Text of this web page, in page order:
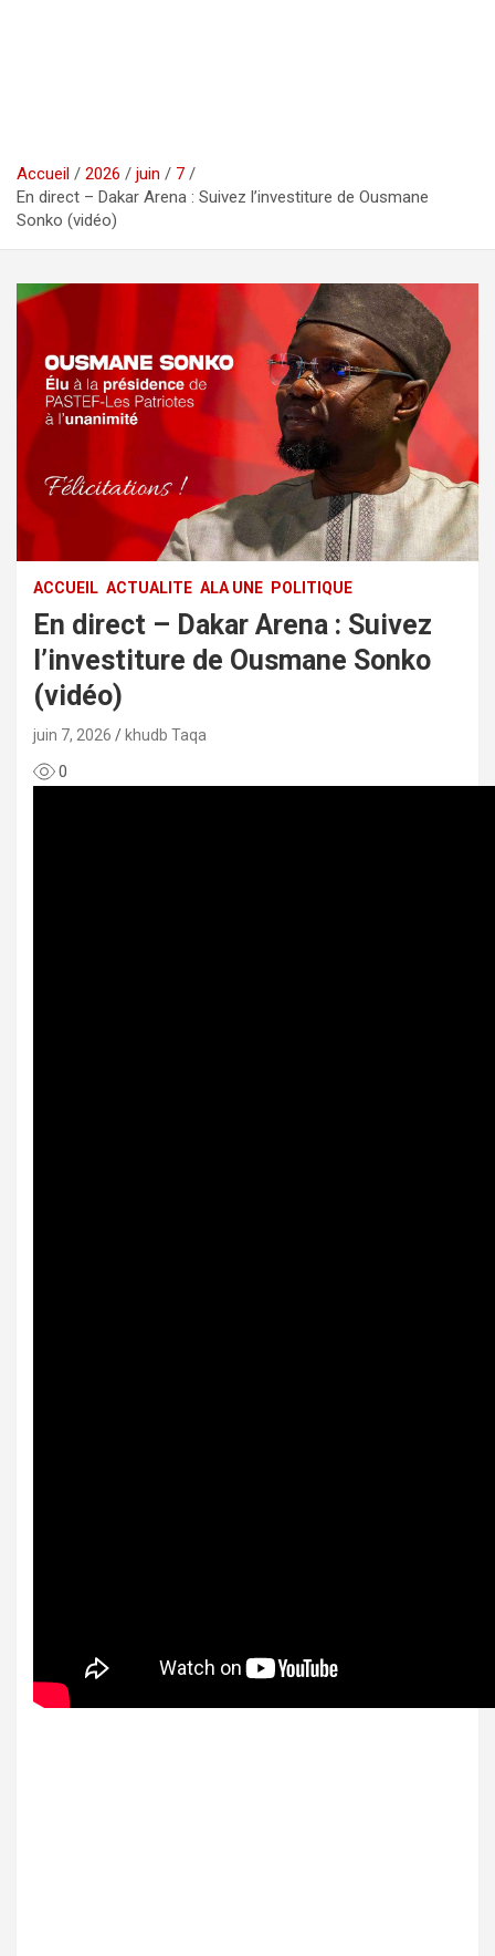
Accueil 2026 juin
7
En direct – Dakar Arena : Suivez l’investiture de Ousmane
Sonko (vidéo)
ACCUEIL ACTUALITE ALA UNE POLITIQUE
En direct – Dakar Arena : Suivez
l’investiture de Ousmane Sonko
(vidéo)
juin 7, 2026 khudb Taqa
0